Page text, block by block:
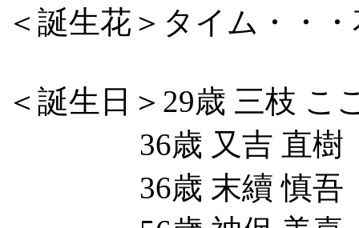
＜誕生花＞タイム・・
＜誕生日＞29歳 三枝 こ
36歳 又吉 直樹（
36歳 末續 慎吾（